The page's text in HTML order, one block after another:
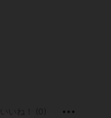
いいね！ (0)